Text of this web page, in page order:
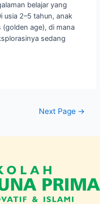
belajar yang
usia 2–5 tahun, anak
age), di mana
sedang
Next Page →